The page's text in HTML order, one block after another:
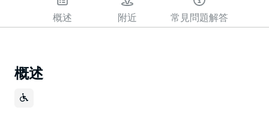
概述 附近 常見問題解答
概述